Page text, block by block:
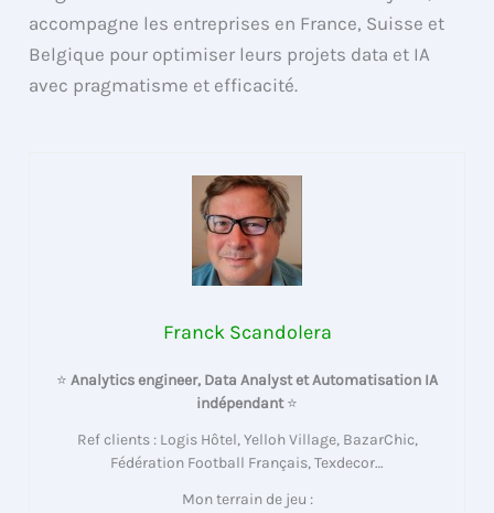
accompagne les entreprises en France, Suisse et
Belgique pour optimiser leurs projets data et IA
avec pragmatisme et efficacité.
Franck Scandolera
⭐ Analytics engineer, Data Analyst et Automatisation IA
indépendant⭐
Ref clients : Logis Hôtel, Yelloh Village, BazarChic,
Fédération Football Français, Texdecor…
Mon terrain de jeu :